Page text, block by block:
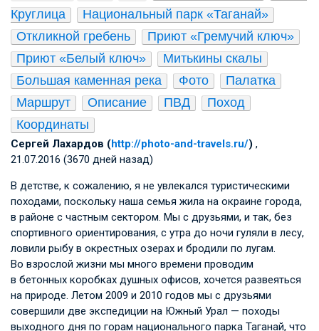
Круглица
Национальный парк «Таганай»
Откликной гребень
Приют «Гремучий ключ»
Приют «Белый ключ»
Митькины скалы
Большая каменная река
Фото
Палатка
Маршрут
Описание ПВД
Поход
Координаты
Сергей Лахардов (http://photo-and-travels.ru/) ,
21.07.2016 (3670 дней назад)
В детстве, к сожалению, я не увлекался туристическими
походами, поскольку наша семья жила на окраине города,
в районе с частным сектором. Мы с друзьями, и так, без
спортивного ориентирования, с утра до ночи гуляли в лесу,
ловили рыбу в окрестных озерах и бродили по лугам.
Во взрослой жизни мы много времени проводим
в бетонных коробках душных офисов, хочется развеяться
на природе. Летом 2009 и 2010 годов мы с друзьями
совершили две экспедиции на Южный Урал — походы
выходного дня по горам национального парка Таганай, что